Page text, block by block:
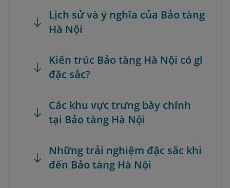
Lịch sử và ý nghĩa của Bảo tàng
Hà Nội
Kiến trúc Bảo tàng Hà Nội có gì
đặc sắc?
Các khu vực trưng bày chính
tại Bảo tàng Hà Nội
Những trải nghiệm đặc sắc khi
đến Bảo tàng Hà Nội